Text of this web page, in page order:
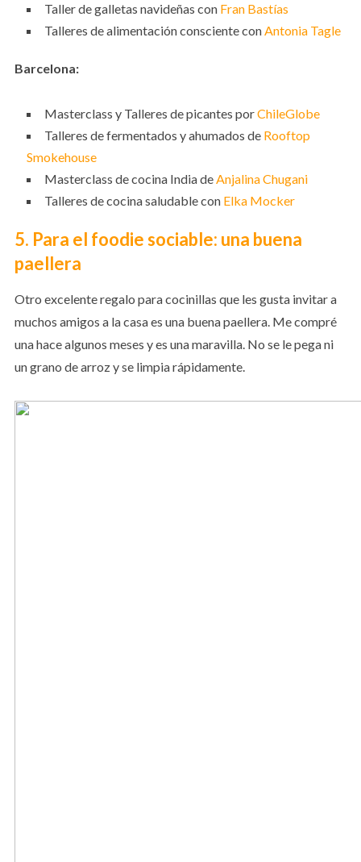
Taller de galletas navideñas con Fran Bastías
Talleres de alimentación consciente conAntonia Tagle
Barcelona:
Masterclass y Talleres de picantes porChileGlobe
Talleres de fermentados y ahumados de Rooftop
Smokehouse
Masterclass de cocina India deAnjalina Chugani
Talleres de cocina saludable con Elka Mocker
5. Para el foodie sociable: una buena
paellera
Otro excelente regalo para cocinillas que les gusta invitar a
muchos amigos a la casa es una buena paellera. Me compré
una hace algunos meses y es una maravilla. No se le pega ni
un grano de arroz y se limpia rápidamente.